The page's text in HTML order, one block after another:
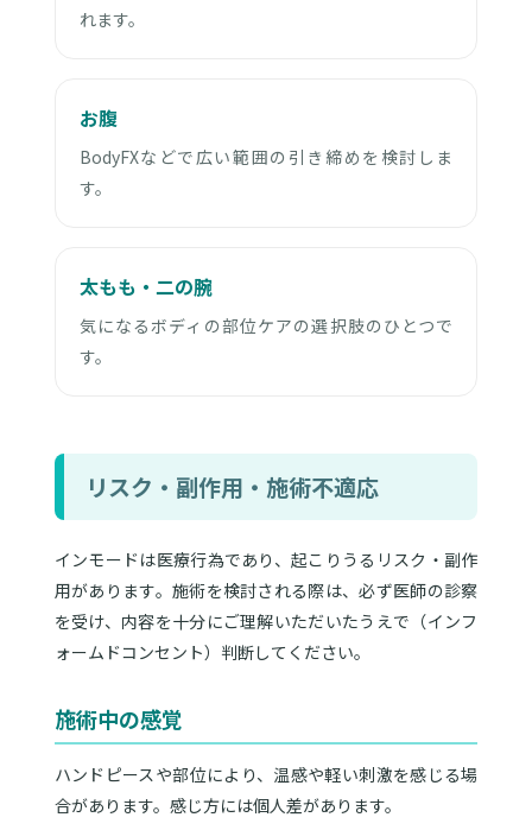
れます。
お腹
BodyFXなどで広い範囲の引き締めを検討しま
す。
太もも・二の腕
気になるボディの部位ケアの選択肢のひとつで
す。
リスク・副作用・施術不適応
インモードは医療行為であり、起こりうるリスク・副作
用があります。施術を検討される際は、必ず医師の診察
を受け、内容を十分にご理解いただいたうえで（インフ
ォームドコンセント）判断してください。
施術中の感覚
ハンドピースや部位により、温感や軽い刺激を感じる場
合があります。感じ方には個人差があります。